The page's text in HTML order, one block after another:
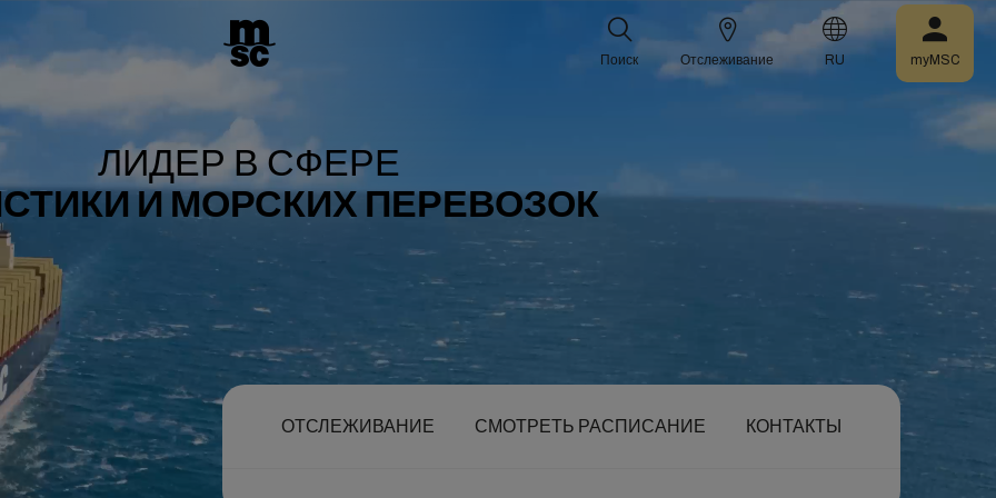
ЛИДЕР В СФЕРЕ
И МОРСКИХ ПЕРЕВОЗОК
ОТСЛЕЖИВАНИЕ СМОТРЕТЬ РАСПИСАНИЕ КОНТАКТЫ
Поиск Отслеживание RU myMSC